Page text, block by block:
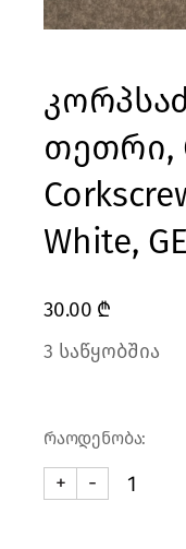
თეთრი,
White,
30.00 ₾
3 საწყობშია
რაოდენობა:
კორპსაძრობი
-
+